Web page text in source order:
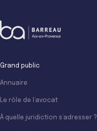
Grand public
Annuaire
Le rôle de l’avocat
À quelle juridiction s’adresser ?